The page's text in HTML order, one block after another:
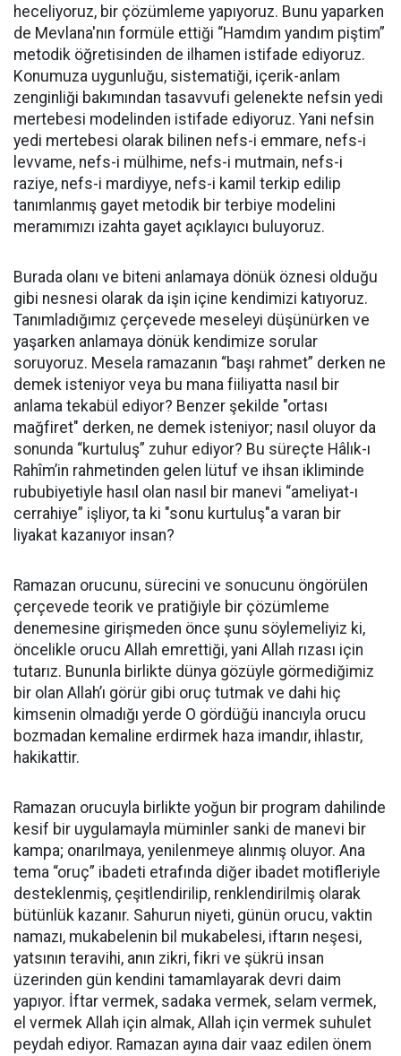
heceliyoruz, bir çözümleme yapıyoruz. Bunu yaparken
de Mevlana'nın formüle ettiği “Hamdım yandım piştim”
metodik öğretisinden de ilhamen istifade ediyoruz.
Konumuza uygunluğu, sistematiği, içerik-anlam
zenginliği bakımından tasavvufi gelenekte nefsin yedi
mertebesi modelinden istifade ediyoruz. Yani nefsin
yedi mertebesi olarak bilinen nefs-i emmare, nefs-i
levvame, nefs-i mülhime, nefs-i mutmain, nefs-i
raziye, nefs-i mardiyye, nefs-i kamil terkip edilip
tanımlanmış gayet metodik bir terbiye modelini
meramımızı izahta gayet açıklayıcı buluyoruz.
Burada olanı ve biteni anlamaya dönük öznesi olduğu
gibi nesnesi olarak da işin içine kendimizi katıyoruz.
Tanımladığımız çerçevede meseleyi düşünürken ve
yaşarken anlamaya dönük kendimize sorular
soruyoruz. Mesela ramazanın “başı rahmet” derken ne
demek isteniyor veya bu mana fiiliyatta nasıl bir
anlama tekabül ediyor? Benzer şekilde "ortası
mağfiret" derken, ne demek isteniyor; nasıl oluyor da
sonunda “kurtuluş” zuhur ediyor? Bu süreçte Hâlık-ı
Rahîm’in rahmetinden gelen lütuf ve ihsan ikliminde
rububiyetiyle hasıl olan nasıl bir manevi “ameliyat-ı
cerrahiye” işliyor, ta ki "sonu kurtuluş"a varan bir
liyakat kazanıyor insan?
Ramazan orucunu, sürecini ve sonucunu öngörülen
çerçevede teorik ve pratiğiyle bir çözümleme
denemesine girişmeden önce şunu söylemeliyiz ki,
öncelikle orucu Allah emrettiği, yani Allah rızası için
tutarız. Bununla birlikte dünya gözüyle görmediğimiz
bir olan Allah’ı görür gibi oruç tutmak ve dahi hiç
kimsenin olmadığı yerde O gördüğü inancıyla orucu
bozmadan kemaline erdirmek haza imandır, ihlastır,
hakikattir.
Ramazan orucuyla birlikte yoğun bir program dahilinde
kesif bir uygulamayla müminler sanki de manevi bir
kampa; onarılmaya, yenilenmeye alınmış oluyor. Ana
tema “oruç” ibadeti etrafında diğer ibadet motifleriyle
desteklenmiş, çeşitlendirilip, renklendirilmiş olarak
bütünlük kazanır. Sahurun niyeti, günün orucu, vaktin
namazı, mukabelenin bil mukabelesi, iftarın neşesi,
yatsının teravihi, anın zikri, fikri ve şükrü insan
üzerinden gün kendini tamamlayarak devri daim
yapıyor. İftar vermek, sadaka vermek, selam vermek,
el vermek Allah için almak, Allah için vermek suhulet
peydah ediyor. Ramazan ayına dair vaaz edilen önem